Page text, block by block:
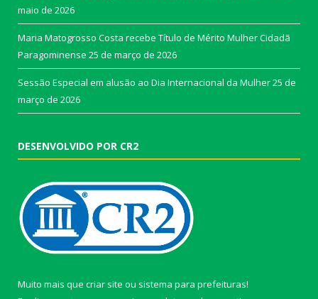
maio de 2026
Maria Matogrosso Costa recebe Título de Mérito Mulher Cidadã
Paragominense 25 de março de 2026
Sessão Especial em alusão ao Dia Internacional da Mulher25 de
março de 2026
DESENVOLVIDO POR CR2
Muito mais que criar site ou sistema para prefeituras!